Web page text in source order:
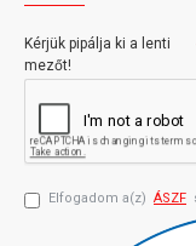
Kérjük pipálja ki a lenti
mezőt!
Elfogadom a(z) ÁSZF